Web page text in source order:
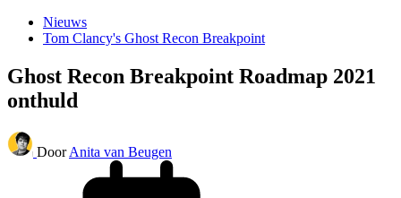
Nieuws
Tom Clancy's Ghost Recon Breakpoint
Ghost Recon Breakpoint Roadmap 2021
onthuld
Door Anita van Beugen